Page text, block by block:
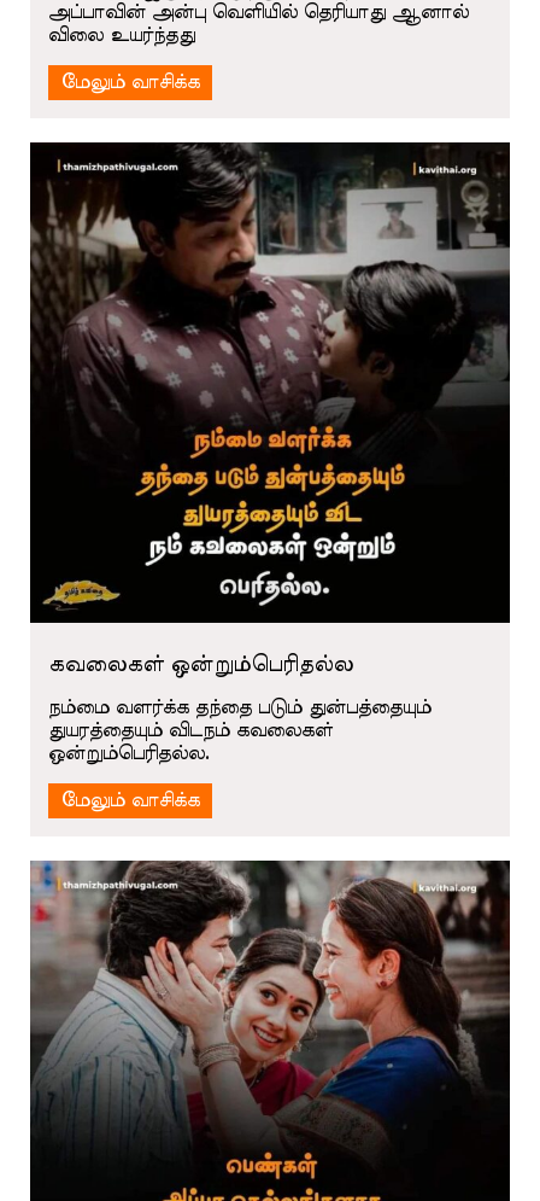
அப்பாவின் அன்பு வெளியில் தெரியாது ஆனால்
விலை உயர்ந்தது
மேலும் வாசிக்க
கவலைகள் ஒன்றும்பெரிதல்ல
நம்மை வளர்க்க தந்தை படும் துன்பத்தையும்
துயரத்தையும் விடநம் கவலைகள்
ஒன்றும்பெரிதல்ல.
மேலும் வாசிக்க